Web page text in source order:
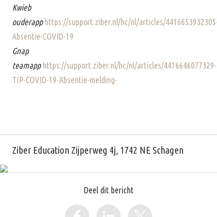
Kwieb
ouderapp https://support.ziber.nl/hc/nl/articles/
Absentie-COVID-19
Gnap
teamapp https://support.ziber.nl/hc/nl/articles/4416646077329-
TIP-COVID-19-Absentie-melding-
Ziber Education Zijperweg 4j, 1742 NE Schagen
Deel dit bericht